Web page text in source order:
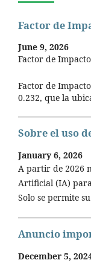
Factor de
June 9, 2026
Factor de
Factor de
0.232, que la
Sobre el uso
January 6, 2026
A partir de 2026
Artificial (IA)
Solo se permite
Anuncio
December 5,